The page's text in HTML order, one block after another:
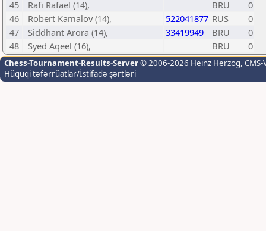
45 Rafi Rafael (14), BRU
0
46
Robert Kamalov (14), 522041877 RUS
0
47
Siddhant Arora (14), 33419949 BRU
0
48
Syed Aqeel (16), BRU 0
Chess-Tournament-Results-Server© 2006-2026 Heinz Herzog,
Hüquqi təfərrüatlar/İstifadə şərtləri